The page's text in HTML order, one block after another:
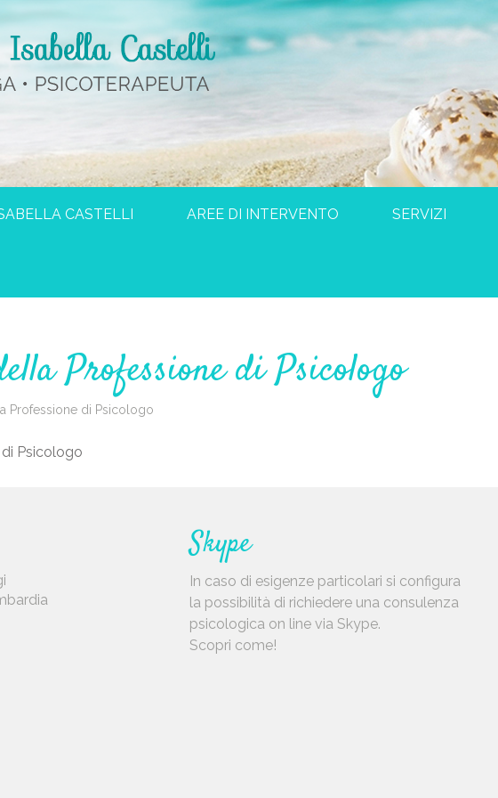
CASTELLI AREE DI INTERVENTO SERVIZI
Professione di Psicologo
Professione di Psicologo
Psicologo
Skype
In caso di esigenze particolari si configura
la possibilità di richiedere una consulenza
psicologica on line via Skype.
Scopri come!